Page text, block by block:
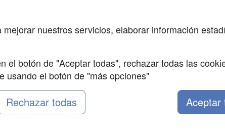
nuestros servicios, elaborar información
el botón de "Aceptar todas", rechazar todas las
usando el botón de "más opciones"
Rechazar todas Aceptar